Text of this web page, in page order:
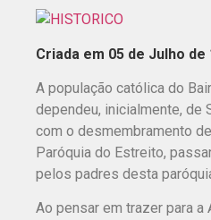
Criada em 05 de Julho de
A população católica do
dependeu, inicialmente, de
com o desmembramento
Paróquia do Estreito,
pelos padres desta
Ao pensar em trazer para a